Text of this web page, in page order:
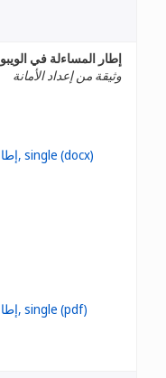
إطار المساءلة في الويبو
وثيقة من إعداد الأمانة